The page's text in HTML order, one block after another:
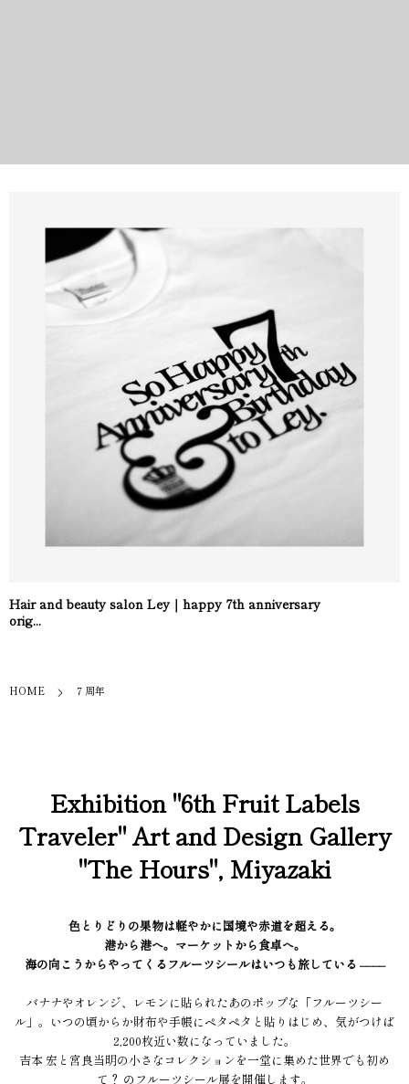
Hair and beauty salon Ley｜happy 7th anniversary
orig...
HOME ７周年
Exhibition "6th Fruit Labels
Traveler" Art and Design Gallery
"The Hours", Miyazaki
色とりどりの果物は軽やかに国境や赤道を超える。
港から港へ。マーケットから食卓へ。
海の向こうからやってくるフルーツシールはいつも旅している ––––
バナナやオレンジ、レモンに貼られたあのポップな「フルーツシー
ル」。いつの頃からか財布や手帳にペタペタと貼りはじめ、気がつけば
2,200枚近い数になっていました。
吉本 宏と宮良当明の小さなコレクションを一堂に集めた世界でも初め
て？ のフルーツシール展を開催します。